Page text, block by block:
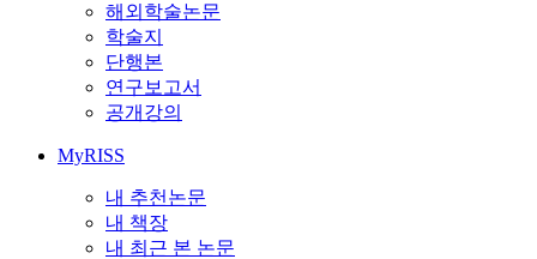
해외학술논문
학술지
단행본
연구보고서
공개강의
MyRISS
내 추천논문
내 책장
내 최근 본 논문